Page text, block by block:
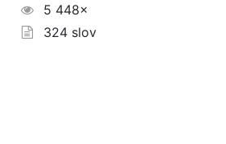
5 448×
324 slov